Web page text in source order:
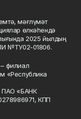
мәғлүмәт
өлкәһендә
2025 йылдың
№ТУ02-01806.
филиал
«Республика
ПАО «БАНК
КПП